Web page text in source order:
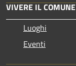
VIVERE IL COMUNE
Luoghi
Eventi